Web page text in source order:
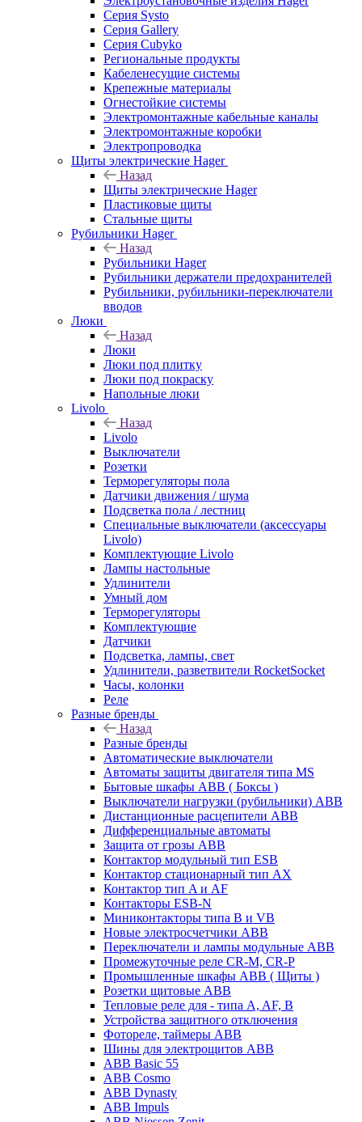
Серия Systo
Серия Gallery
Серия Cubyko
Региональные продукты
Кабеленесущие системы
Крепежные материалы
Огнестойкие системы
Электромонтажные кабельные каналы
Электромонтажные коробки
Электропроводка
Щиты электрические Hager
Назад
Щиты электрические Hager
Пластиковые щиты
Стальные щиты
Рубильники Hager
Назад
Рубильники Hager
Рубильники держатели предохранителей
Рубильники, рубильники-переключатели
вводов
Люки
Назад
Люки
Люки под плитку
Люки под покраску
Напольные люки
Livolo
Назад
Livolo
Выключатели
Розетки
Терморегуляторы пола
Датчики движения / шума
Подсветка пола / лестниц
Специальные выключатели (аксессуары
Livolo)
Комплектующие Livolo
Лампы настольные
Удлинители
Умный дом
Терморегуляторы
Комплектующие
Датчики
Подсветка, лампы, свет
Удлинители, разветвители RocketSocket
Часы, колонки
Реле
Разные бренды
Назад
Разные бренды
Автоматические выключатели
Автоматы защиты двигателя типа MS
Бытовые шкафы ABB ( Боксы )
Выключатели нагрузки (рубильники) ABB
Дистанционные расцепители ABB
Дифференциальные автоматы
Защита от грозы ABB
Контактор модульный тип ESB
Контактор стационарный тип AX
Контактор тип A и AF
Контакторы ESB-N
Миниконтакторы типа B и VB
Новые электросчетчики ABB
Переключатели и лампы модульные ABB
Промежуточные реле CR-M, CR-P
Промышленные шкафы ABB ( Щиты )
Розетки щитовые ABB
Тепловые реле для - типа A, AF, B
Устройства защитного отключения
Фотореле, таймеры ABB
Шины для электрощитов АВВ
ABB Basic 55
ABB Cosmo
ABB Dynasty
ABB Impuls